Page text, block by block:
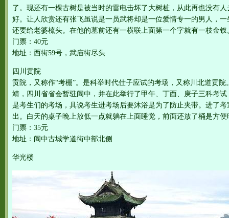
了。现还有一棵古树是被当时的雷电击坏了大树桩，从此再也没有
好。让人欣赏还有张飞虽说是一员武将却是一位爱情专一的男人，
还要给老婆梳头。在他的墓前还有一横联上面第一个字就有一枝金
门票：40元
地址：西街59号，武庙街尽头
四川贡院
贡院，又称作“考棚”。是科举时代仕子应试的考场，又称川北道贡
靖，四川省省会暂驻阆中，并在此举行了甲午、丁酉、庚子三科考
是考生们的考场，具说考生进考场后要沐浴是为了防止夹带。进了
出。白天的桌子晚上放低一点就躺在上面睡觉，前面还放了桶是方
门票：35元
地址：阆中古城学道街中部北侧
华光楼